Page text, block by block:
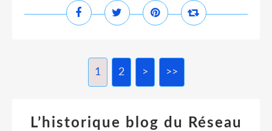
1 2 > >>
L’historique blog du Réseau